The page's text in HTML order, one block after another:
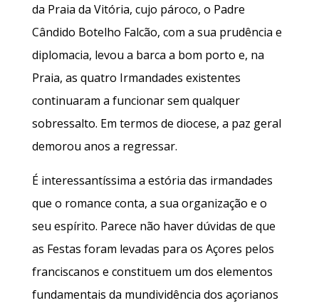
da Praia da Vitória, cujo pároco, o Padre
Cândido Botelho Falcão, com a sua prudência e
diplomacia, levou a barca a bom porto e, na
Praia, as quatro Irmandades existentes
continuaram a funcionar sem qualquer
sobressalto. Em termos de diocese, a paz geral
demorou anos a regressar.
É interessantíssima a estória das irmandades
que o romance conta, a sua organização e o
seu espírito. Parece não haver dúvidas de que
as Festas foram levadas para os Açores pelos
franciscanos e constituem um dos elementos
fundamentais da mundividência dos açorianos